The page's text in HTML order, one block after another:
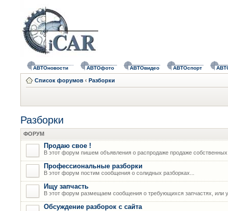
АВТОновости АВТОфото АВТОвидео АВТОспорт
Список форумов ‹ Разборки
Разборки
ФОРУМ
Продаю свое !
В этот форум пишем объявления о распродаже продаже
Профессиональные разборки
В этот форум постим сообщения о солидных разборках...
Ищу запчасть
В этот форум размещаем сообщения о требующихся запчастях, или
Обсуждение разборок с сайта